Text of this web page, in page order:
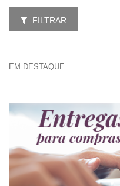
FILTRAR
EM DESTAQUE